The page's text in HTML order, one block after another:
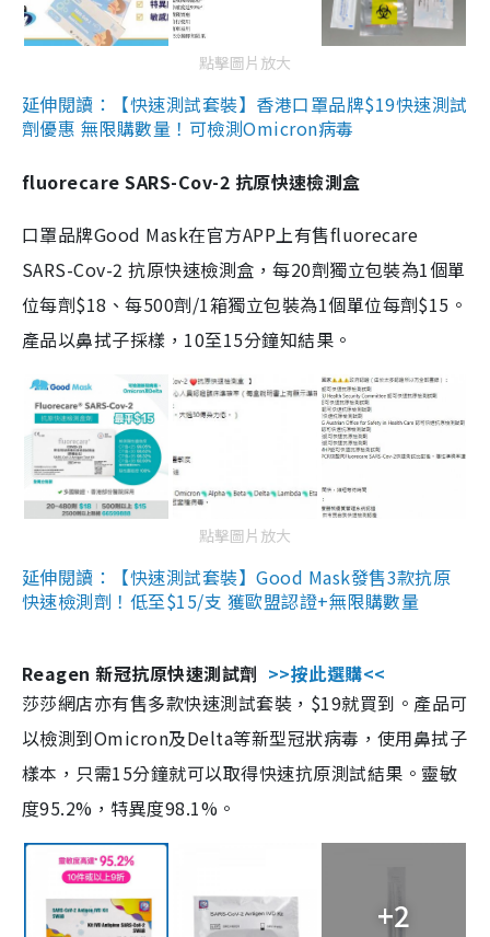
點擊圖片放大
延伸閱讀：【快速測試套裝】香港口罩品牌$19快速測試
劑優惠 無限購數量！可檢測Omicron病毒
fluorecare SARS-Cov-2 抗原快速檢測盒
口罩品牌Good Mask在官方APP上有售fluorecare
SARS-Cov-2 抗原快速檢測盒，每20劑獨立包裝為1個單
位每劑$18、每500劑/1箱獨立包裝為1個單位每劑$15。
產品以鼻拭子採樣，10至15分鐘知結果。
點擊圖片放大
延伸閱讀：【快速測試套裝】Good Mask發售3款抗原
快速檢測劑！低至$15/支 獲歐盟認證+無限購數量
Reagen 新冠抗原快速測試劑 >>按此選購<<
莎莎網店亦有售多款快速測試套裝，$19就買到。產品可
以檢測到Omicron及Delta等新型冠狀病毒，使用鼻拭子
樣本，只需15分鐘就可以取得快速抗原測試結果。靈敏
度95.2%，特異度98.1%。
+2